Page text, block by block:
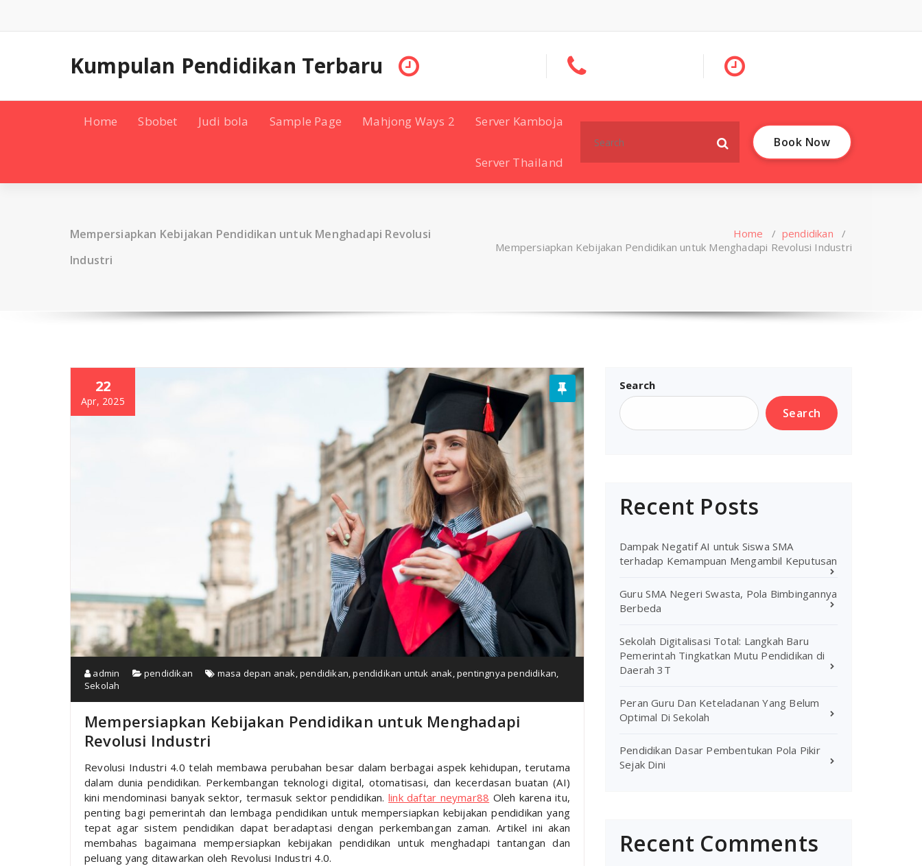
content
Kumpulan Pendidikan Terbaru
Home Sbobet Judi bola Sample Page Mahjong Ways 2 Server Kamboja
Server Thailand
for:
Book Now
Mempersiapkan Kebijakan Pendidikan untuk Menghadapi Revolusi
Industri
Home / pendidikan /
Mempersiapkan Kebijakan Pendidikan untuk Menghadapi Revolusi Industri
22
Apr, 2025
admin pendidikan masa depan anak,pendidikan,pendidikan untuk anak,pentingnya pendidikan,
Sekolah
Mempersiapkan Kebijakan Pendidikan untuk Menghadapi
Revolusi Industri
Revolusi Industri 4.0 telah membawa perubahan besar dalam berbagai aspek kehidupan, terutama
dalam dunia pendidikan. Perkembangan teknologi digital, otomatisasi, dan kecerdasan buatan (AI)
kini mendominasi banyak sektor, termasuk sektor pendidikan. link daftar neymar88 Oleh karena itu,
penting bagi pemerintah dan lembaga pendidikan untuk mempersiapkan kebijakan pendidikan yang
tepat agar sistem pendidikan dapat beradaptasi dengan perkembangan zaman. Artikel ini akan
membahas bagaimana mempersiapkan kebijakan pendidikan untuk menghadapi tantangan dan
peluang yang ditawarkan oleh Revolusi Industri 4.0.
Search
Search
Recent Posts
Dampak Negatif AI untuk Siswa SMA
terhadap Kemampuan Mengambil Keputusan
Guru SMA Negeri Swasta, Pola Bimbingannya
Berbeda
Sekolah Digitalisasi Total: Langkah Baru
Pemerintah Tingkatkan Mutu Pendidikan di
Daerah 3T
Peran Guru Dan Keteladanan Yang Belum
Optimal Di Sekolah
Pendidikan Dasar Pembentukan Pola Pikir
Sejak Dini
Recent Comments